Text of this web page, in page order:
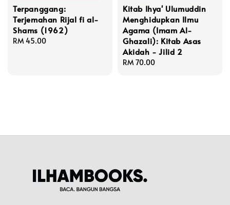
Terpanggang:
Terjemahan Rijal fi al-
Shams (1962)
Regular
RM 45.00
Kitab Ihya' Ulumuddin
Menghidupkan Ilmu
Agama (Imam Al-
Ghazali): Kitab Asas
Akidah - Jilid 2
Regular
RM 70.00